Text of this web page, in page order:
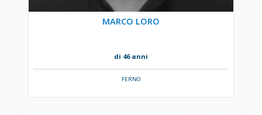
MARCO LORO
di 46 anni
FERNO